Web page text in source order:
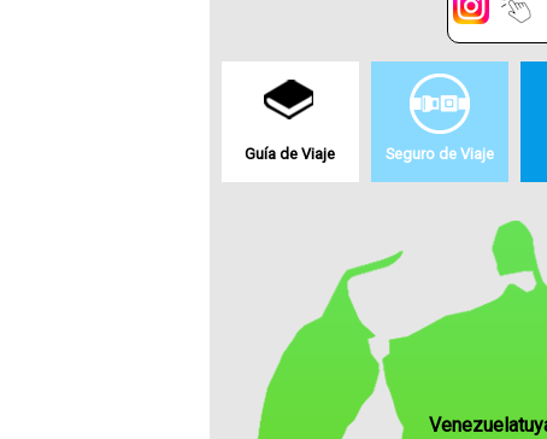
Guía de Viaje Seguro de Viaje